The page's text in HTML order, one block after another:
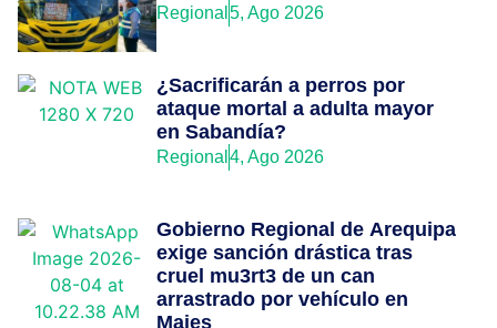
Regional 5, Ago 2026
¿Sacrificarán a perros por
ataque mortal a adulta mayor
en Sabandía?
Regional 4, Ago 2026
Gobierno Regional de Arequipa
exige sanción drástica tras
cruel mu3rt3 de un can
arrastrado por vehículo en
Majes